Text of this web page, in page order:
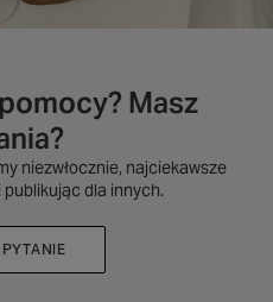
Masz
niezwłocznie, najciekawsze
dla innych.